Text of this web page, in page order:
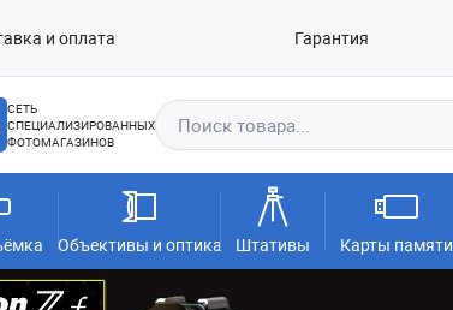
и оплата Гарантия
СЕТЬ
СПЕЦИАЛИЗИРОВАННЫХ
ФОТОМАГАЗИНОВ
Объективы и оптика Штативы Карты памяти